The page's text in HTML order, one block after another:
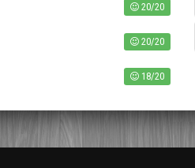
20/20
20/20
18/20